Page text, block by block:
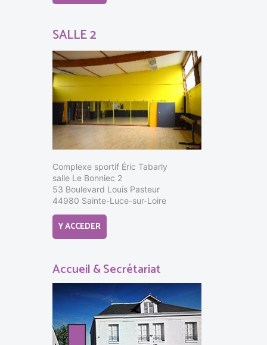
SALLE 2
Complexe sportif Éric Tabarly
salle Le Bonniec 2
53 Boulevard Louis Pasteur
44980 Sainte-Luce-sur-Loire
Y ACCEDER
Accueil & Secrétariat